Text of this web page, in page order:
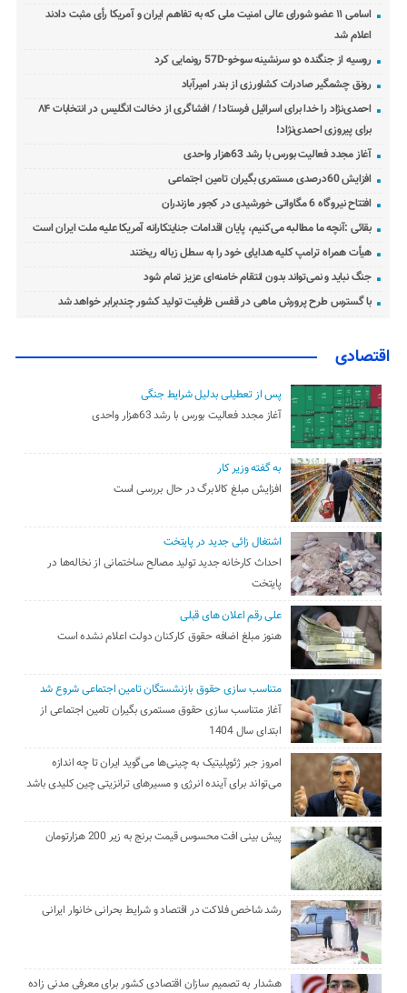
اسامی ۱۱ عضو شورای عالی امنیت ملی که به تفاهم ایران و آمریکا رأی مثبت دادند
اعلام شد
روسیه از جنگنده دو سرنشینه سوخو-57D رونمایی کرد
رونق چشمگیر صادرات کشاورزی از بندر امیرآباد
احمدی‌نژاد را خدا برای اسرائیل فرستاد! / افشاگری از دخالت انگلیس در انتخابات ۸۴
برای پیروزی احمدی‌نژاد!
آغاز مجدد فعالیت بورس با رشد 63هزار واحدی
افزایش 60درصدی مستمری بگیران تامین اجتماعی
افتتاح نیروگاه 6 مگاواتی خورشیدی در کجور مازندران
بقائی :آنچه ما مطالبه می‌کنیم، پایان اقدامات جنایتکارانه آمریکا علیه ملت ایران است
هیأت همراه ترامپ کلیه هدایای خود را به سطل زباله ریختند
جنگ نباید و نمی‌تواند بدون انتقام خامنه‌ای عزیز تمام شود
با گسترس طرح پرورش ماهی در قفس ظرفیت تولید کشور چندبرابر خواهد شد
اقتصادی
پس از تعطیلی بدلیل شرایط جنگی
آغاز مجدد فعالیت بورس با رشد 63هزار واحدی
به گفته وزیر کار
افزایش مبلغ کالابرگ در حال بررسی است
اشتغال زائی جدید در پایتخت
احداث کارخانه جدید تولید مصالح ساختمانی از نخاله‌ها در
پایتخت
علی رقم اعلان های قبلی
هنوز مبلغ اضافه حقوق کارکنان دولت اعلام نشده است
متناسب سازی حقوق بازنشستگان تامین اجتماعی شروع شد
آغاز متناسب سازی حقوق مستمری بگیران تامین اجتماعی از
ابتدای سال 1404
امروز جبر ژئوپلیتیک به چینی‌ها می‌گوید ایران تا چه اندازه
می‌تواند برای آینده انرژی و مسیرهای ترانزیتی چین کلیدی باشد
پیش بینی افت محسوس قیمت برنج به زیر 200 هزارتومان
رشد شاخص فلاکت در اقتصاد و شرایط بحرانی خانوار ایرانی
هشدار به تصمیم سازان اقتصادی کشور برای معرفی مدنی زاده